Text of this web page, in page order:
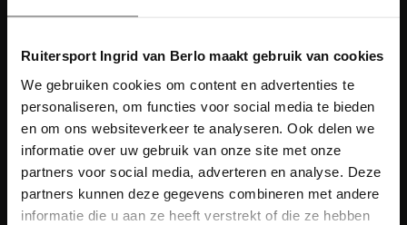
Ruitersport Ingrid van Berlo maakt gebruik van cookies
We gebruiken cookies om content en advertenties te
personaliseren, om functies voor social media te bieden
en om ons websiteverkeer te analyseren. Ook delen we
informatie over uw gebruik van onze site met onze
partners voor social media, adverteren en analyse. Deze
partners kunnen deze gegevens combineren met andere
informatie die u aan ze heeft verstrekt of die ze hebben
Ingrid van Berlo
Laan ten Boomen 4
5715 AB
Lierop, Nederland
+31 (0)492-335353
info@ingridvanberlo.nl
MELD JE AAN VOOR
10% KORTING
.